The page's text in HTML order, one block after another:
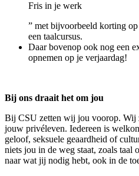
Fris in je werk
” met bijvoorbeeld korting
een taalcursus.
Daar bovenop ook nog een
opnemen op je verjaardag!
Bij ons draait het om jou
Bij CSU zetten wij jou voorop. Wij
jouw privéleven. Iedereen is
geloof, seksuele geaardheid of
niets jou in de weg staat, zoals
naar wat jij nodig hebt, ook in de